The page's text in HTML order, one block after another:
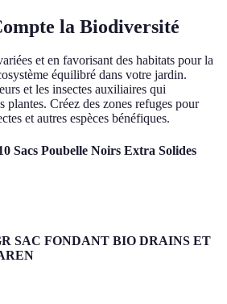
la Biodiversité
et en favorisant des habitats pour la
équilibré dans votre jardin.
et les insectes auxiliaires qui
plantes. Créez des zones refuges pour
et autres espèces bénéfiques.
Sacs Poubelle Noirs Extra Solides
SAC FONDANT BIO DRAINS ET